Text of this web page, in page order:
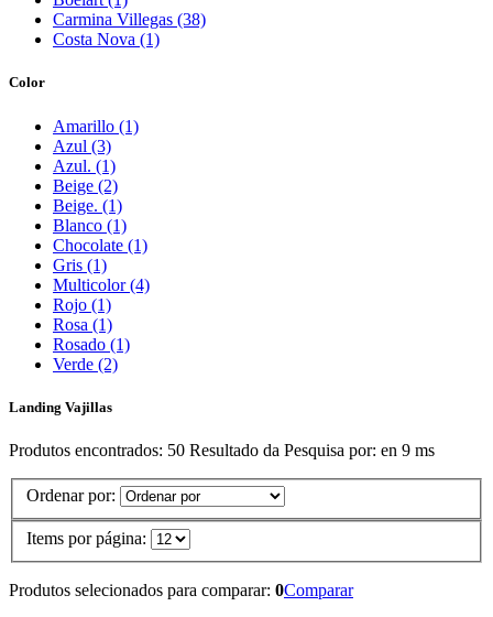
Carmina Villegas (38)
Costa Nova (1)
Color
Amarillo (1)
Azul (3)
Azul. (1)
Beige (2)
Beige. (1)
Blanco (1)
Chocolate (1)
Gris (1)
Multicolor (4)
Rojo (1)
Rosa (1)
Rosado (1)
Verde (2)
Landing Vajillas
Produtos encontrados: 50 Resultado da Pesquisa por: en 9 ms
Ordenar por:
Items por página:
Produtos selecionados para comparar: 0Comparar